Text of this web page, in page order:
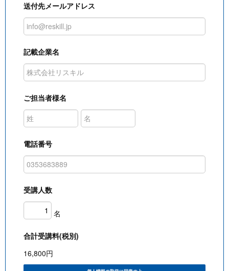
送付先メールアドレス
記載企業名
ご担当者様名
電話番号
受講人数
名
合計受講料(税別)
16,800円